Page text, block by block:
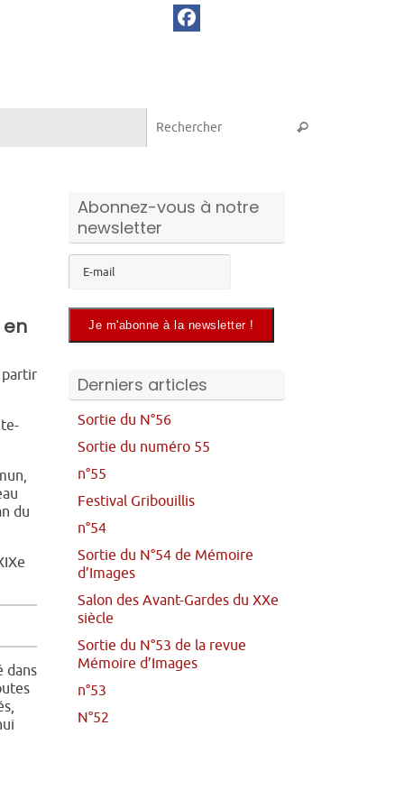
Rechercher
partir
du
dans
Abonnez-vous à notre
newsletter
Derniers articles
Sortie du N°56
Sortie du numéro 55
n°55
Festival Gribouillis
n°54
Sortie du N°54 de Mémoire
d’Images
Salon des Avant-Gardes du XXe
siècle
Sortie du N°53 de la revue
Mémoire d’Images
n°53
N°52